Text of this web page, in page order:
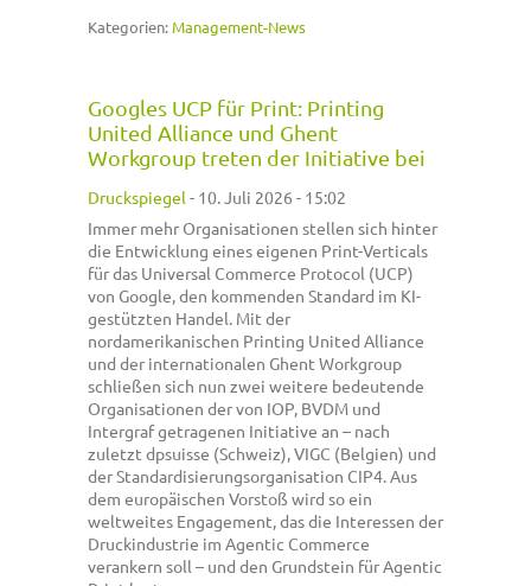
Kategorien:Management-News
Googles UCP für Print: Printing
United Alliance und Ghent
Workgroup treten der Initiative bei
Druckspiegel - 10. Juli 2026 - 15:02
Immer mehr Organisationen stellen sich hinter
die Entwicklung eines eigenen Print-Verticals
für das Universal Commerce Protocol (UCP)
von Google, den kommenden Standard im KI-
gestützten Handel. Mit der
nordamerikanischen Printing United Alliance
und der internationalen Ghent Workgroup
schließen sich nun zwei weitere bedeutende
Organisationen der von IOP, BVDM und
Intergraf getragenen Initiative an – nach
zuletzt dpsuisse (Schweiz), VIGC (Belgien) und
der Standardisierungsorganisation CIP4. Aus
dem europäischen Vorstoß wird so ein
weltweites Engagement, das die Interessen der
Druckindustrie im Agentic Commerce
verankern soll – und den Grundstein für Agentic